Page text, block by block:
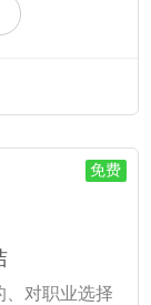
免费
对职业选择